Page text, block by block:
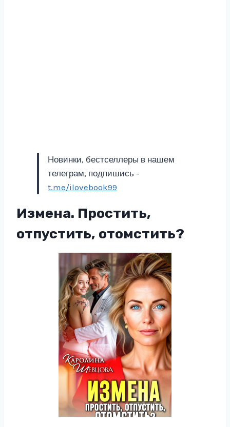
Новинки, бестселлеры в нашем
телеграм, подпишись -
t.me/ilovebook99
Измена. Простить,
отпустить, отомстить?